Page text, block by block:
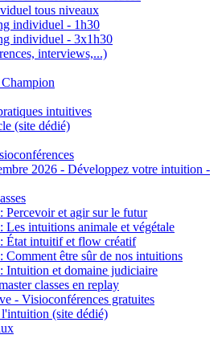
tous niveaux
individuel - 1h30
individuel - 3x1h30
interviews,...)
intuitives
(site dédié)
2026 - Développez votre intuition -
Percevoir et agir sur le futur
Les intuitions animale et végétale
État intuitif et flow créatif
Comment être sûr de nos intuitions
Intuition et domaine judiciaire
classes en replay
- Visioconférences gratuites
(site dédié)